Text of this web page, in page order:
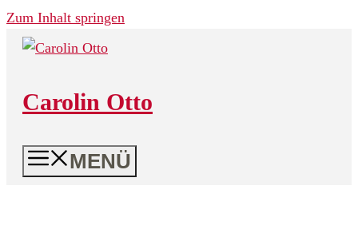
Zum Inhalt springen
Carolin Otto
MENÜ